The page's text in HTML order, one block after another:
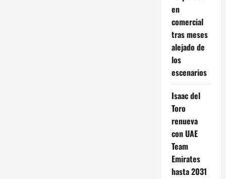
en
comercial
tras meses
alejado de
los
escenarios
Isaac del
Toro
renueva
con UAE
Team
Emirates
hasta 2031